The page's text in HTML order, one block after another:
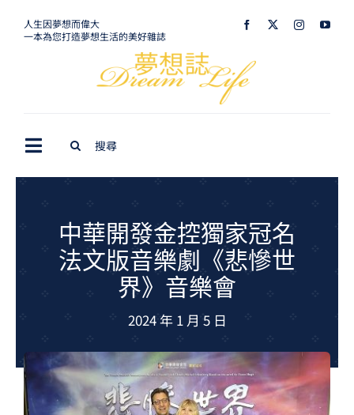
人生因夢想而偉大
一本為您打造夢想生活的美好雜誌
Toggle
Navigation
室內設計
夢想TV
GCU大賽
中華開發金控獨家冠名
法文版音樂劇《悲慘世
界》音樂會
2024 年 1 月 5 日